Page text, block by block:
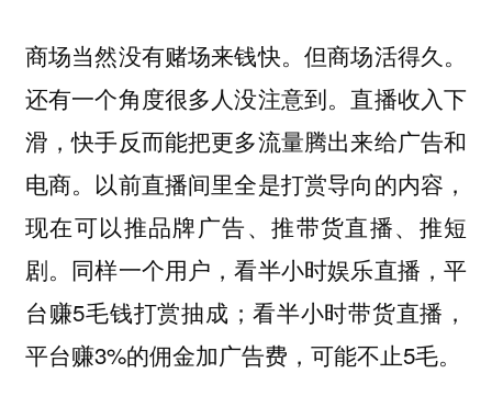
商场当然没有赌场来钱快。但商场活得久。
还有一个角度很多人没注意到。直播收入下
滑，快手反而能把更多流量腾出来给广告和
电商。以前直播间里全是打赏导向的内容，
现在可以推品牌广告、推带货直播、推短
剧。同样一个用户，看半小时娱乐直播，平
台赚5毛钱打赏抽成；看半小时带货直播，
平台赚3%的佣金加广告费，可能不止5毛。